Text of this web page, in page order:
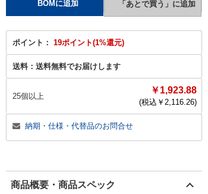
ポイント： 19ポイント(1%還元)
送料： 送料無料でお届けします
25個以上
￥1,923.88
(税込￥ 2,116.26)
納期・仕様・代替品のお問合せ
商品概要・商品スペック